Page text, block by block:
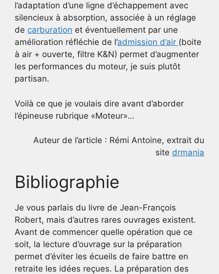
l’adaptation d’une ligne d’échappement avec
silencieux à absorption, associée à un réglage
de carburation et éventuellement par une
amélioration réfléchie de l’admission d’air (boite
à air + ouverte, filtre K&N) permet d’augmenter
les performances du moteur, je suis plutôt
partisan.
Voilà ce que je voulais dire avant d’aborder
l’épineuse rubrique «Moteur»…
Auteur de l’article : Rémi Antoine, extrait du
site drmania
Bibliographie
Je vous parlais du livre de Jean-François
Robert, mais d’autres rares ouvrages existent.
Avant de commencer quelle opération que ce
soit, la lecture d’ouvrage sur la préparation
permet d’éviter les écueils de faire battre en
retraite les idées reçues. La préparation des